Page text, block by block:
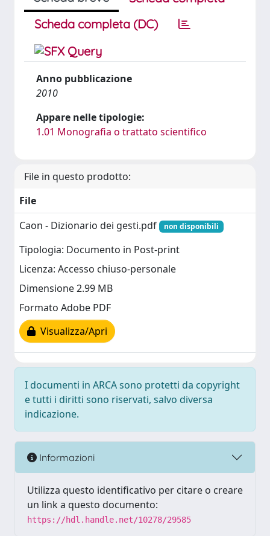
Scheda completa (DC)
Anno pubblicazione
2010
Appare nelle tipologie:
1.01 Monografia o trattato scientifico
File in questo prodotto:
File
Caon - Dizionario dei gesti.pdf
non disponibili
Tipologia: Documento in Post-print
Licenza: Accesso chiuso-personale
Dimensione 2.99 MB
Formato Adobe PDF
Visualizza/Apri
I documenti in ARCA sono protetti da copyright
e tutti i diritti sono riservati, salvo diversa
indicazione.
Informazioni
Utilizza questo identificativo per citare o creare
un link a questo documento:
https://hdl.handle.net/10278/29585